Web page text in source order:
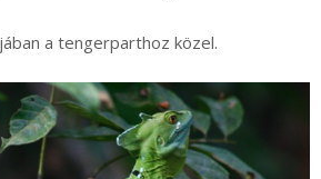
a tengerparthoz közel.